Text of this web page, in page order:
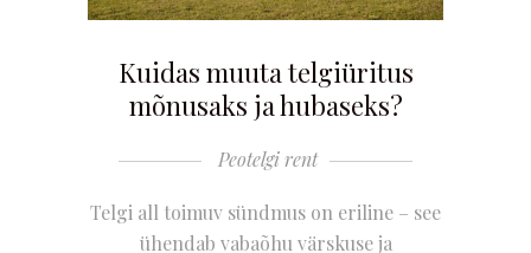
Kuidas muuta telgiüritus
mõnusaks ja hubaseks?
Peotelgi rent
Telgi all toimuv sündmus on eriline – see
ühendab vabaõhu värskuse ja